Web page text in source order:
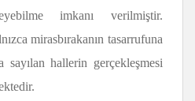
imkanı verilmiştir.
mirasbırakanın tasarrufuna
sayılan hallerin gerçekleşmesi